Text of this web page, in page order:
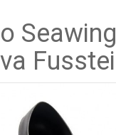
Seawing
Fussteil